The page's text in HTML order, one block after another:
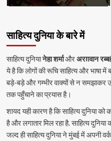
साहित्य दुनिया के बारे में
साहित्य दुनियानेहा शर्माऔरअरग़वान
ये है कि लोगों की रूचि साहित्य और भाषा में
बड़े-बड़े और गम्भीर वाक्यों से न
तक पहुँचाने का प्रयास है।
शायद यही कारण है कि साहित्य दुनिया को
है और लगातार मिल रहा है. साहित्य
जल्द ही साहित्य दुनिया ने मुंबई में अपनी